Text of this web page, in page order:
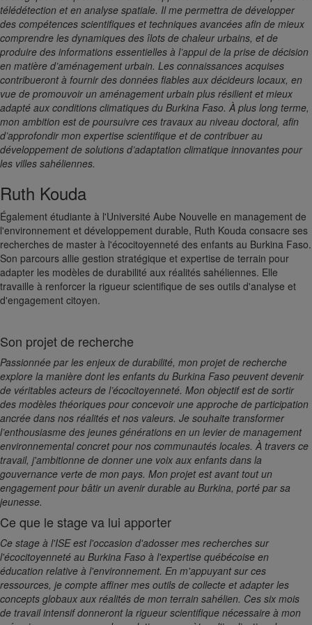
télédétection et en analyse spatiale. Il me permettra de développer
des compétences scientifiques et techniques avancées afin de mieux
comprendre les dynamiques des îlots de chaleur urbains, et de
produire des informations essentielles à l’appui de la prise de décision
en matière d’aménagement urbain. Les connaissances acquises
contribueront à fournir des données fiables aux décideurs locaux, en
vue de promouvoir un aménagement urbain plus résilient et mieux
adapté aux conditions climatiques du Burkina Faso. À plus long terme,
mon ambition est de poursuivre ces travaux au niveau doctoral, afin
d’approfondir mon expertise scientifique et de contribuer au
développement de solutions d’adaptation climatique innovantes pour
les villes sahéliennes.
Ruth Kouda
Également étudiante à l'Université Aube Nouvelle en management de
l'environnement et développement durable, Ruth Kouda consacre ses
recherches de master à l'écocitoyenneté des enfants au Burkina Faso.
Son parcours allie gestion stratégique et expertise de terrain pour
adapter les modèles de durabilité aux réalités sahéliennes. Elle
travaille à renforcer la rigueur scientifique de ses outils d'analyse et
d'engagement citoyen.
Son projet de recherche
Passionnée par les enjeux de durabilité, mon projet de recherche
explore la manière dont les enfants du Burkina Faso peuvent devenir
de véritables acteurs de l’écocitoyenneté. Mon objectif est de sortir
des modèles théoriques pour concevoir une approche de participation
ancrée dans nos réalités et nos valeurs. Je souhaite transformer
l’enthousiasme des jeunes générations en un levier de management
environnemental concret pour nos communautés locales. À travers ce
travail, j'ambitionne de donner une voix aux enfants dans la
gouvernance verte de mon pays. Mon projet est avant tout un
engagement pour bâtir un avenir durable au Burkina, porté par sa
jeunesse.
Ce que le stage va lui apporter
Ce stage à l'ISE est l'occasion d'adosser mes recherches sur
l'écocitoyenneté au Burkina Faso à l'expertise québécoise en
éducation relative à l'environnement. En m'appuyant sur ces
ressources, je compte affiner mes outils de collecte et adapter les
concepts globaux aux réalités de mon terrain sahélien. Ces six mois
de travail intensif donneront la rigueur scientifique nécessaire à mon